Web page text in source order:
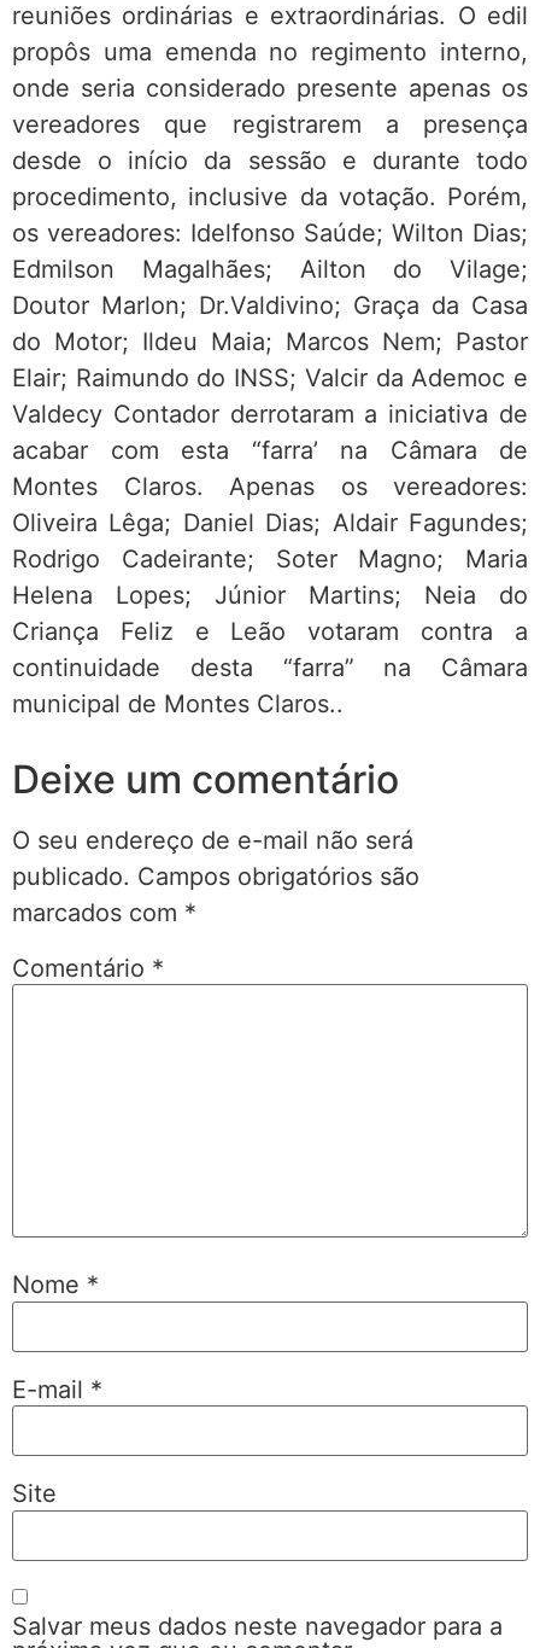
reuniões ordinárias e extraordinárias. O edil
propôs uma emenda no regimento interno,
onde seria considerado presente apenas os
vereadores que registrarem a presença
desde o início da sessão e durante todo
procedimento, inclusive da votação. Porém,
os vereadores: Idelfonso Saúde; Wilton Dias;
Edmilson Magalhães; Ailton do Vilage;
Doutor Marlon; Dr.Valdivino; Graça da Casa
do Motor; Ildeu Maia; Marcos Nem; Pastor
Elair; Raimundo do INSS; Valcir da Ademoc e
Valdecy Contador derrotaram a iniciativa de
acabar com esta “farra’ na Câmara de
Montes Claros. Apenas os vereadores:
Oliveira Lêga; Daniel Dias; Aldair Fagundes;
Rodrigo Cadeirante; Soter Magno; Maria
Helena Lopes; Júnior Martins; Neia do
Criança Feliz e Leão votaram contra a
continuidade desta “farra” na Câmara
municipal de Montes Claros..
Deixe um comentário
O seu endereço de e-mail não será
publicado. Campos obrigatórios são
marcados com *
Comentário *
Nome *
E-mail *
Site
Salvar meus dados neste navegador para a